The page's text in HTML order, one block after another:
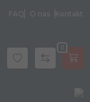
FAQ O nas Kontakt
0